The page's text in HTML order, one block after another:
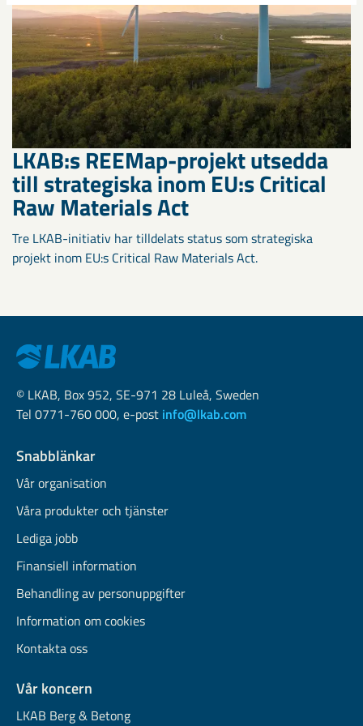
LKAB:s REEMap-projekt utsedda
till strategiska inom EU:s Critical
Raw Materials Act
Tre LKAB-initiativ har tilldelats status som strategiska
projekt inom EU:s Critical Raw Materials Act.
© LKAB, Box 952, SE-971 28 Luleå, Sweden
Tel 0771-760 000, e-post info@lkab.com
Snabblänkar
Vår organisation
Våra produkter och tjänster
Lediga jobb
Finansiell information
Behandling av personuppgifter
Information om cookies
Kontakta oss
Vår koncern
LKAB Berg & Betong